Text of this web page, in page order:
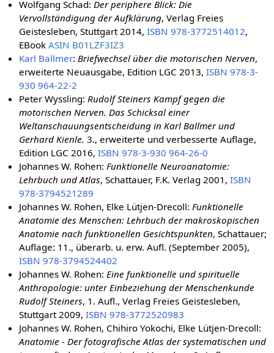
Wolfgang Schad: Der periphere Blick: Die
Vervollständigung der Aufklärung, Verlag Freies
Geistesleben, Stuttgart 2014,ISBN 978-3772514012,
EBookASIN B01LZF3IZ3
Karl Ballmer: Briefwechsel über die motorischen Nerven,
erweiterte Neuausgabe, Edition LGC 2013,ISBN 978-3-
930 964-22-2
Peter Wyssling: Rudolf Steiners Kampf gegen die
motorischen Nerven. Das Schicksal einer
Weltanschauungsentscheidung in Karl Ballmer und
Gerhard Kienle. 3., erweiterte und verbesserte Auflage,
Edition LGC 2016,ISBN 978-3-930 964-26-0
Johannes W. Rohen: Funktionelle Neuroanatomie:
Lehrbuch und Atlas, Schattauer, F.K. Verlag 2001,ISBN
978-3794521289
Johannes W. Rohen, Elke Lütjen-Drecoll: Funktionelle
Anatomie des Menschen: Lehrbuch der makroskopischen
Anatomie nach funktionellen Gesichtspunkten, Schattauer;
Auflage: 11., überarb. u. erw. Aufl. (September 2005),
ISBN 978-3794524402
Johannes W. Rohen: Eine funktionelle und spirituelle
Anthropologie: unter Einbeziehung der Menschenkunde
Rudolf Steiners, 1. Aufl., Verlag Freies Geistesleben,
Stuttgart 2009,ISBN 978-3772520983
Johannes W. Rohen, Chihiro Yokochi, Elke Lütjen-Drecoll:
Anatomie - Der fotografische Atlas der systematischen und